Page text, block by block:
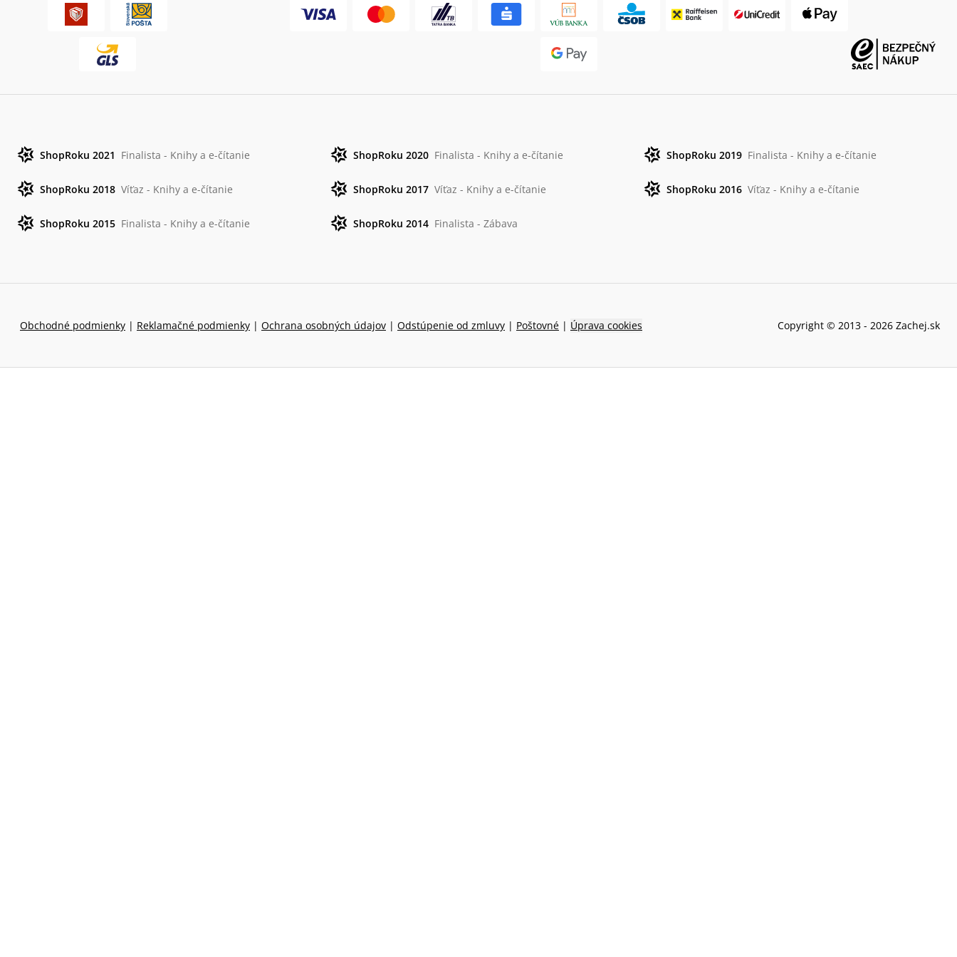
ShopRoku 2021 Finalista - Knihy a e-čítanie ShopRoku 2020 Finalista - Knihy a e-čítanie ShopRoku 2019 Finalista - Knihy a e-čítanie
ShopRoku 2018 Víťaz - Knihy a e-čítanie ShopRoku 2017 Víťaz - Knihy a e-čítanie ShopRoku 2016 Víťaz - Knihy a e-čítanie
ShopRoku 2015 Finalista - Knihy a e-čítanie ShopRoku 2014 Finalista - Zábava
Obchodné podmienky | Reklamačné podmienky | Ochrana osobných údajov | Odstúpenie od zmluvy | Poštovné | Úprava cookies Copyright © 2013 - 2026 Zachej.sk